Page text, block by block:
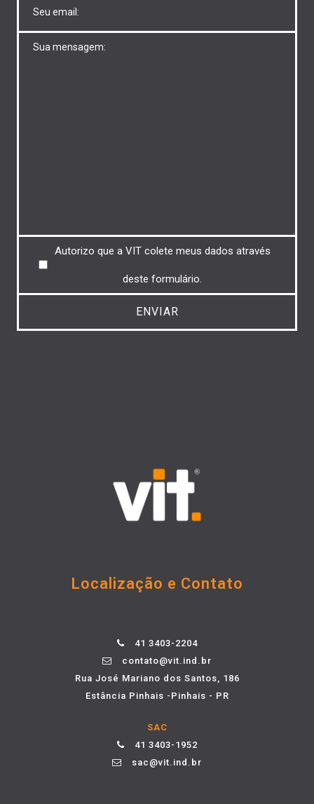
Autorizo ​​que a VIT colete meus dados através
deste formulário.
Localização e Contato
41 3403-2204
contato@vit.ind.br
Rua José Mariano dos Santos, 186
Estância Pinhais -Pinhais - PR
SAC
41 3403-1952
sac@vit.ind.br